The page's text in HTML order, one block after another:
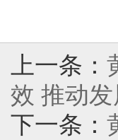
上一条：
效 推动
下一条：